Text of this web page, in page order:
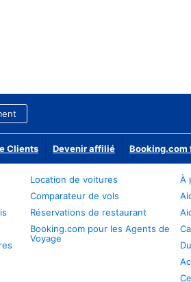
Clients Devenir affilié Booking.com
Location de voitures
Comparateur de vols
Réservations de restaurant
Booking.com pour les Agents de
Voyage
À